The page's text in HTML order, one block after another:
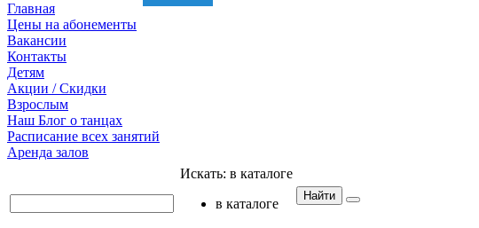
Главная
Цены на абонементы
Вакансии
Контакты
Детям
Акции / Скидки
Взрослым
Наш Блог о танцах
Расписание всех занятий
Аренда залов
Искать: в каталоге
в каталоге
Найти